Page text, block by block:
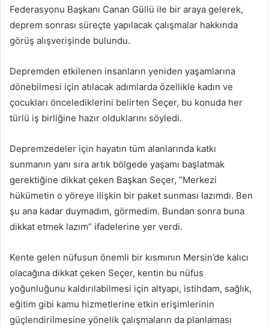
Federasyonu Başkanı Canan Güllü ile bir araya gelerek,
deprem sonrası süreçte yapılacak çalışmalar hakkında
görüş alışverişinde bulundu.
Depremden etkilenen insanların yeniden yaşamlarına
dönebilmesi için atılacak adımlarda özellikle kadın ve
çocukları öncelediklerini belirten Seçer, bu konuda her
türlü iş birliğine hazır olduklarını söyledi.
Depremzedeler için hayatın tüm alanlarında katkı
sunmanın yanı sıra artık bölgede yaşamı başlatmak
gerektiğine dikkat çeken Başkan Seçer, “Merkezi
hükümetin o yöreye ilişkin bir paket sunması lazımdı. Ben
şu ana kadar duymadım, görmedim. Bundan sonra buna
dikkat etmek lazım” ifadelerine yer verdi.
Kente gelen nüfusun önemli bir kısmının Mersin’de kalıcı
olacağına dikkat çeken Seçer, kentin bu nüfus
yoğunluğunu kaldırılabilmesi için altyapı, istihdam, sağlık,
eğitim gibi kamu hizmetlerine etkin erişimlerinin
güçlendirilmesine yönelik çalışmaların da planlaması